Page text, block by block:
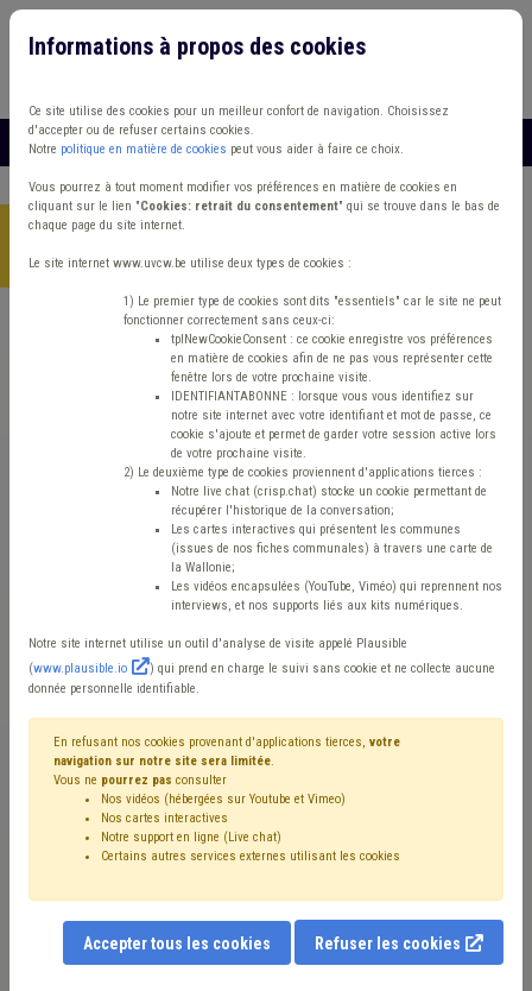
Accueil >Europe/international
c'est découvrir l’autre dans ce qu'il fait de mieux
Europe/international
Aller en coopération,
c'est découvrir l’autre
dans ce qu'il fait de
En marge d’unevisite effectuée par une large
délégation béninoise auprès du Service
International de l’UVCW dans le cadre du
Programme de coopération internationale
communale(PCIC) la semaine du 23 au 27 février 2026,
Directeur général et responsable du Programme de
coopération internationale communale de la Commune
Informations à propos des cookies
Ce site utilise des cookies pour un meilleur confort de navigation. Choisissez
d'accepter ou de refuser certains cookies.
Notre politique en matière de cookies peut vous aider à faire ce choix.
Vous pourrez à tout moment modifier vos préférences en matière de cookies en
cliquant sur le lien "Cookies: retrait du consentement" qui se trouve dans le bas de
chaque page du site internet.
Le site internet www.uvcw.be utilise deux types de cookies :
1) Le premier type de cookies sont dits "essentiels" car le site ne peut
fonctionner correctement sans ceux-ci:
tplNewCookieConsent : ce cookie enregistre vos préférences
en matière de cookies afin de ne pas vous représenter cette
fenêtre lors de votre prochaine visite.
IDENTIFIANTABONNE : lorsque vous vous identifiez sur
notre site internet avec votre identifiant et mot de passe, ce
cookie s'ajoute et permet de garder votre session active lors
de votre prochaine visite.
2) Le deuxième type de cookies proviennent d'applications tierces :
Notre live chat (crisp.chat) stocke un cookie permettant de
récupérer l'historique de la conversation;
Les cartes interactives qui présentent les communes
(issues de nos fiches communales) à travers une carte de
la Wallonie;
Les vidéos encapsulées (YouTube, Viméo) qui reprennent nos
interviews, et nos supports liés aux kits numériques.
Notre site internet utilise un outil d'analyse de visite appelé Plausible
(www.plausible.io
) qui prend en charge le suivi sans cookie et ne collecte aucune
donnée personnelle identifiable.
En refusant nos cookies provenant d'applications tierces, votre
navigation sur notre site sera limitée.
Vous ne pourrez pas consulter
Nos vidéos (hébergées sur Youtube et Vimeo)
Nos cartes interactives
Notre support en ligne (Live chat)
Certains autres services externes utilisant les cookies
Accepter tous les cookies Refuser les cookies